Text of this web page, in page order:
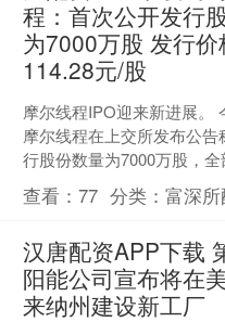
程：首次公开发行
为7000万股 发行价
114.28元/股
摩尔线程IPO迎来新进展。
摩尔线程在上交所发布公告
行股份数量为7000万股，
行新股。发行价格为114.28
募集资金....
查看：77 分类：富深
汉唐配资APP下载
阳能公司宣布将在
来纳州建设新工厂